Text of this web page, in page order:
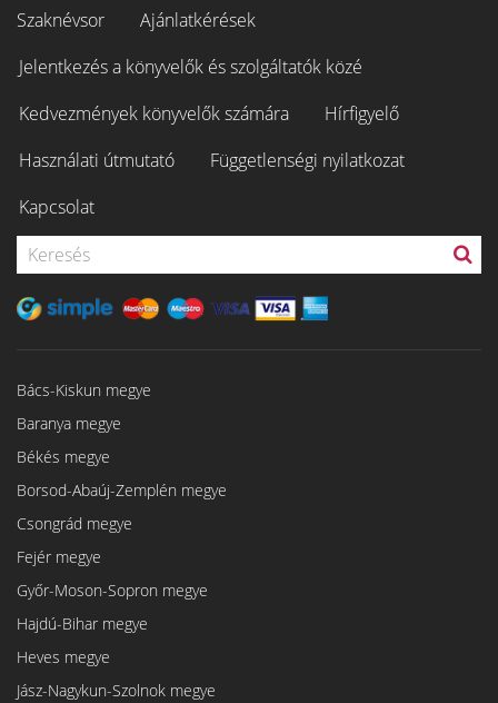
Szaknévsor
Ajánlatkérések
Jelentkezés a könyvelők és szolgáltatók közé
Kedvezmények könyvelők számára
Hírfigyelő
Használati útmutató
Függetlenségi nyilatkozat
Kapcsolat
Bács-Kiskun megye
Baranya megye
Békés megye
Borsod-Abaúj-Zemplén megye
Csongrád megye
Fejér megye
Győr-Moson-Sopron megye
Hajdú-Bihar megye
Heves megye
Jász-Nagykun-Szolnok megye